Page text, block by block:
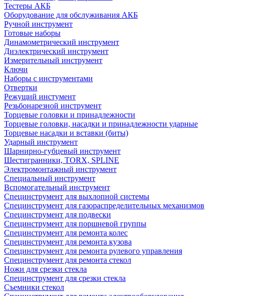
Тестеры АКБ
Оборудование для обслуживания АКБ
Ручной инструмент
Готовые наборы
Динамометрический инструмент
Диэлектрический инструмент
Измерительный инструмент
Ключи
Наборы с инструментами
Отвертки
Режущий инстумент
Резьбонарезной инструмент
Торцевые головки и принадлежности
Торцевые головки, насадки и принадлежности ударные
Торцевые насадки и вставки (биты)
Ударный инструмент
Шарнирно-губцевый инструмент
Шестигранники, TORX, SPLINE
Электромонтажный инструмент
Специальный инструмент
Вспомогательный инструмент
Специнструмент для выхлопной системы
Специнструмент для газораспределительных механизмов
Специнструмент для подвески
Специнструмент для поршневой группы
Специнструмент для ремонта колес
Специнструмент для ремонта кузова
Специнструмент для ремонта рулевого управления
Специнструмент для ремонта стекол
Ножи для срезки стекла
Специнструмент для срезки стекла
Съемники стекол